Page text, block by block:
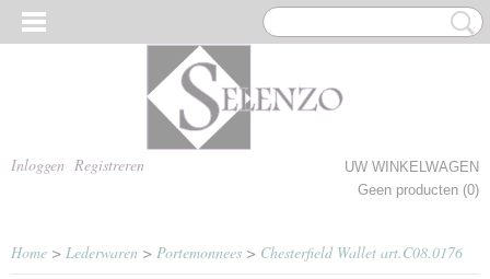
Inloggen Registreren
UW WINKELWAGEN
Geen producten (0)
Home > Lederwaren > Portemonnees > Chesterfield Wallet art.C08.0176